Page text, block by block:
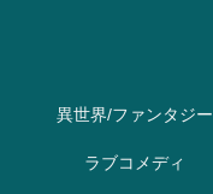
異世界/ファンタジー
ラブコメディ